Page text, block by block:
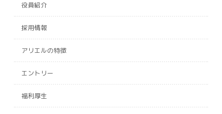
役員紹介
採用情報
アリエルの特徴
エントリー
福利厚生